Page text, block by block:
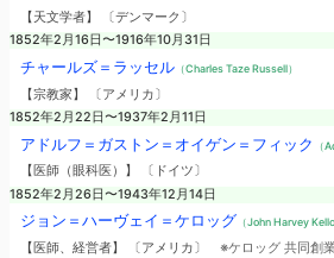
【天文学者】 〔デンマーク〕
1852年2月16日〜1916年10月31日
チャールズ＝ラッセル（Charles Taze Russell）
【宗教家】 〔アメリカ〕
1852年2月22日〜1937年2月11日
アドルフ＝ガストン＝オイゲン＝フィック （
【医師（眼科医）】 〔ドイツ〕
1852年2月26日〜1943年12月14日
ジョン＝ハーヴェイ＝ケロッグ （John Harvey
【医師、経営者】 〔アメリカ〕 ※ケロッグ 共同創